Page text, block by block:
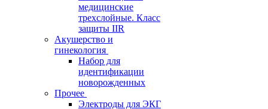
медицинские
трехслойные. Класс
защиты IIR
Акушерство и
гинекология
Набор для
идентификации
новорожденных
Прочее
Электроды для ЭКГ